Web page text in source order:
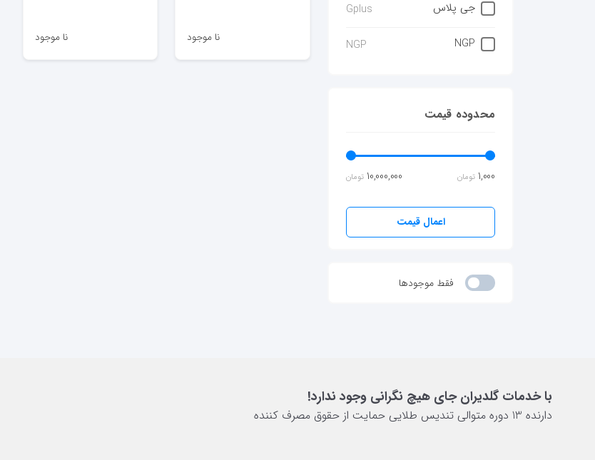
جی پلاس Gplus
NGP
NGP
محدوده قیمت
1,000 تومان 10,000,000 تومان
اعمال قیمت
فقط موجودها
نا موجود نا موجود
با خدمات گلدیران جای هیچ نگرانی وجود ندارد!
دارنده 13 دوره متوالی تندیس طلایی حمایت از حقوق مصرف کننده